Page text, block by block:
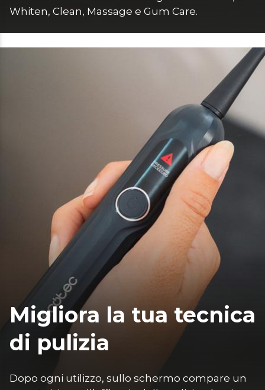
Whiten, Clean, Massage e Gum Care.
Migliora la tua tecnica
di pulizia
Dopo ogni utilizzo, sullo schermo compare un